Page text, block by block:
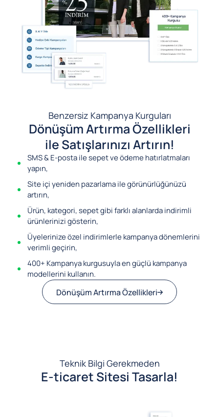
Benzersiz Kampanya Kurguları
Dönüşüm Artırma Özellikleri
ile Satışlarınızı Artırın!
SMS & E-posta ile sepet ve ödeme hatırlatmaları
yapın,
Site içi yeniden pazarlama ile görünürlüğünüzü
artırın,
Ürün, kategori, sepet gibi farklı alanlarda indirimli
ürünlerinizi gösterin,
Üyelerinize özel indirimlerle kampanya dönemlerini
verimli geçirin,
400+ Kampanya kurgusuyla en güçlü kampanya
modellerini kullanın.
Dönüşüm Artırma Özellikleri
Teknik Bilgi Gerekmeden
E-ticaret Sitesi Tasarla!